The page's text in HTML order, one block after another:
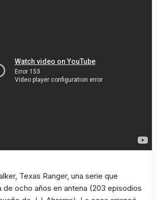
Texas Ranger, una serie que
de ocho años en antena (203 episodios